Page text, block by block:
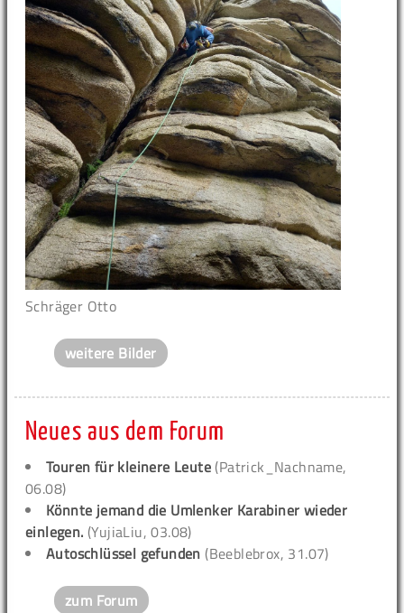
Schräger Otto
weitere Bilder
Neues aus dem Forum
Touren für kleinere Leute (Patrick_Nachname,
06.08)
Könnte jemand die Umlenker Karabiner wieder
einlegen. (YujiaLiu, 03.08)
Autoschlüssel gefunden (Beeblebrox, 31.07)
zum Forum